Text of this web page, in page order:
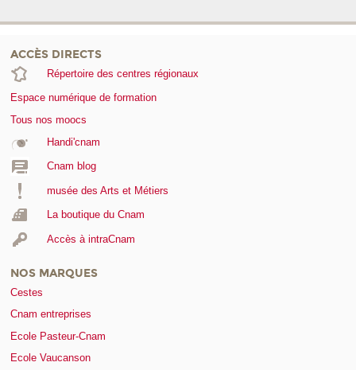
ACCÈS DIRECTS
Répertoire des centres régionaux
Espace numérique de formation
Tous nos moocs
Handi'cnam
Cnam blog
musée des Arts et Métiers
La boutique du Cnam
Accès à intraCnam
NOS MARQUES
Cestes
Cnam entreprises
Ecole Pasteur-Cnam
Ecole Vaucanson